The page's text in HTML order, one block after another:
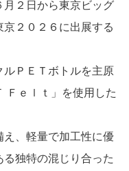
月２日から東京ビッグ
２０２６に出展する
ＰＥＴボトルを主原
Ｆｅｌｔ」を使用した
、軽量で加工性に優
独特の混じり合った